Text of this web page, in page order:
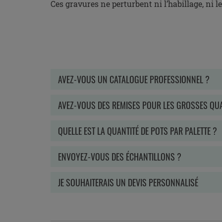
Ces gravures ne perturbent ni l’habillage, ni
AVEZ-VOUS UN CATALOGUE PROFESSIONNEL ?
AVEZ-VOUS DES REMISES POUR LES GROSSES
QUELLE EST LA QUANTITÉ DE POTS PAR PALETTE ?
ENVOYEZ-VOUS DES ÉCHANTILLONS ?
JE SOUHAITERAIS UN DEVIS PERSONNALISÉ